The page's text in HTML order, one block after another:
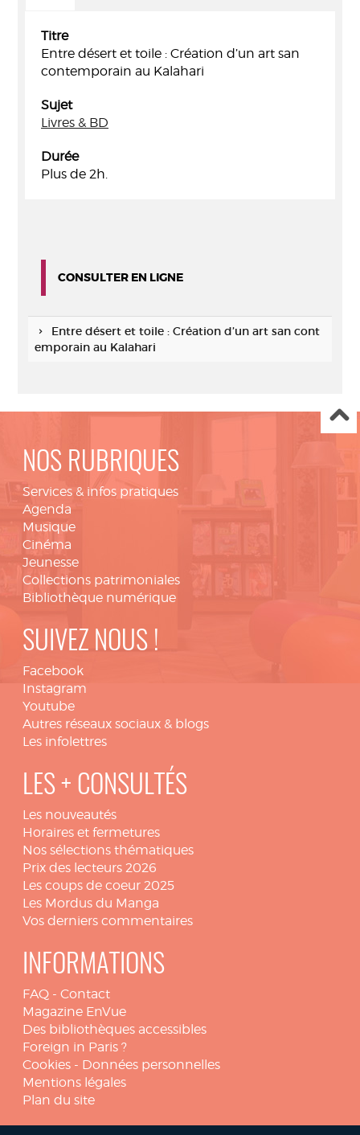
Titre
Entre désert et toile : Création d’un art san
contemporain au Kalahari
Sujet
Livres & BD
Durée
Plus de 2h.
CONSULTER EN LIGNE
Entre désert et toile : Création d’un art san cont
emporain au Kalahari
NOS RUBRIQUES
Services & infos pratiques
Agenda
Musique
Cinéma
Jeunesse
Collections patrimoniales
Bibliothèque numérique
SUIVEZ NOUS !
Facebook
Instagram
Youtube
Autres réseaux sociaux & blogs
Les infolettres
LES + CONSULTÉS
Les nouveautés
Horaires et fermetures
Nos sélections thématiques
Prix des lecteurs 2026
Les coups de coeur 2025
Les Mordus du Manga
Vos derniers commentaires
INFORMATIONS
FAQ - Contact
Magazine EnVue
Des bibliothèques accessibles
Foreign in Paris ?
Cookies - Données personnelles
Mentions légales
Plan du site